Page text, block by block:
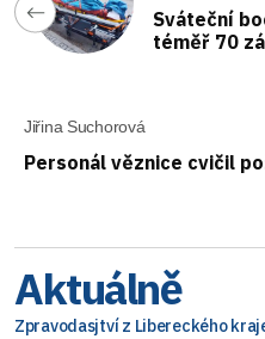
Sváteční
téměř 70
Jiřina Suchorová
Personál věznice cvičil
Aktuálně
Zpravodasjtví z Libereckého